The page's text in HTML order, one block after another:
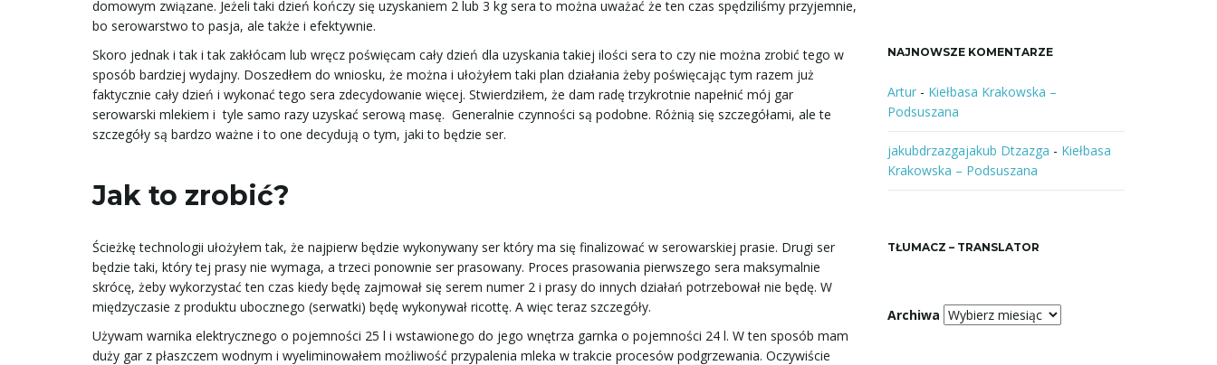
domowym związane. Jeżeli taki dzień kończy się uzyskaniem 2 lub 3 kg sera to można uważać że ten czas spędziliśmy przyjemnie,
bo serowarstwo to pasja, ale także i efektywnie.
Skoro jednak i tak i tak zakłócam lub wręcz poświęcam cały dzień dla uzyskania takiej ilości sera to czy nie można zrobić tego w
sposób bardziej wydajny. Doszedłem do wniosku, że można i ułożyłem taki plan działania żeby poświęcając tym razem już
faktycznie cały dzień i wykonać tego sera zdecydowanie więcej. Stwierdziłem, że dam radę trzykrotnie napełnić mój gar
serowarski mlekiem i tyle samo razy uzyskać serową masę. Generalnie czynności są podobne. Różnią się szczegółami, ale te
szczegóły są bardzo ważne i to one decydują o tym, jaki to będzie ser.
Jak to zrobić?
Ścieżkę technologii ułożyłem tak, że najpierw będzie wykonywany ser który ma się finalizować w serowarskiej prasie. Drugi ser
będzie taki, który tej prasy nie wymaga, a trzeci ponownie ser prasowany. Proces prasowania pierwszego sera maksymalnie
skrócę, żeby wykorzystać ten czas kiedy będę zajmował się serem numer 2 i prasy do innych działań potrzebował nie będę. W
międzyczasie z produktu ubocznego (serwatki) będę wykonywał ricottę. A więc teraz szczegóły.
Używam warnika elektrycznego o pojemności 25 l i wstawionego do jego wnętrza garnka o pojemności 24 l. W ten sposób mam
duży gar z płaszczem wodnym i wyeliminowałem możliwość przypalenia mleka w trakcie procesów podgrzewania. Oczywiście
NAJNOWSZE KOMENTARZE
Artur- Kiełbasa Krakowska –
Podsuszana
jakubdrzazgajakub Dtzazga - Kiełbasa
Krakowska – Podsuszana
TŁUMACZ – TRANSLATOR
Archiwa